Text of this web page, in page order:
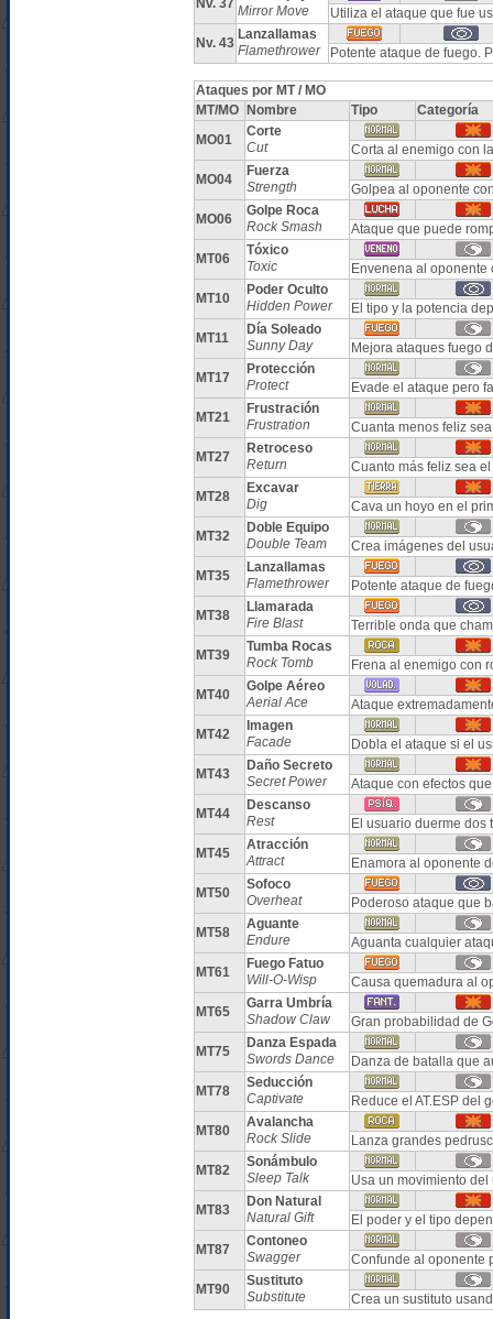
Nv. 37 Mirror Move
Utiliza el ataque que fue
Nv. 43
Lanzallamas
Flamethrower
Potente ataque de fuego.
Ataques por MT / MO
MT/MO
Nombre Tipo
Categoría
MO01
Corte
Cut
Corta al enemigo con
MO04
Fuerza
Strength
Golpea al oponente
MO06
Golpe Roca
Rock Smash
Ataque que puede
MT06
Tóxico
Toxic
Envenena al oponente
MT10
Poder Oculto
Hidden Power
El tipo y la potencia
MT11
Día Soleado
Sunny Day
Mejora ataques fuego
MT17
Protección
Protect
Evade el ataque pero
MT21
Frustración
Frustration
Cuanta menos feliz
MT27
Retroceso
Return
Cuanto más feliz sea
MT28
Excavar
Dig
Cava un hoyo en el
MT32
Doble Equipo
Double Team
Crea imágenes del
MT35
Lanzallamas
Flamethrower
Potente ataque de
MT38
Llamarada
Fire Blast
Terrible onda que
MT39
Tumba Rocas
Rock Tomb
Frena al enemigo con
MT40
Golpe Aéreo
Aerial Ace
Ataque
MT42
Imagen
Facade
Dobla el ataque si el
MT43
Daño Secreto
Secret Power
Ataque con efectos
MT44
Descanso
Rest
El usuario duerme dos
MT45
Atracción
Attract
Enamora al oponente
MT50
Sofoco
Overheat
Poderoso ataque que
MT58
Aguante
Endure
Aguanta cualquier
MT61
Fuego Fatuo
Will-O-Wisp
Causa quemadura al
MT65
Garra Umbría
Shadow Claw
Gran probabilidad de
MT75
Danza Espada
Swords Dance
Danza de batalla que
MT78
Seducción
Captivate
Reduce el AT.ESP del
MT80
Avalancha
Rock Slide
Lanza grandes
MT82
Sonámbulo
Sleep Talk
Usa un movimiento
MT83
Don Natural
Natural Gift
El poder y el tipo
MT87
Contoneo
Swagger
Confunde al oponente
MT90
Sustituto
Substitute
Crea un sustituto